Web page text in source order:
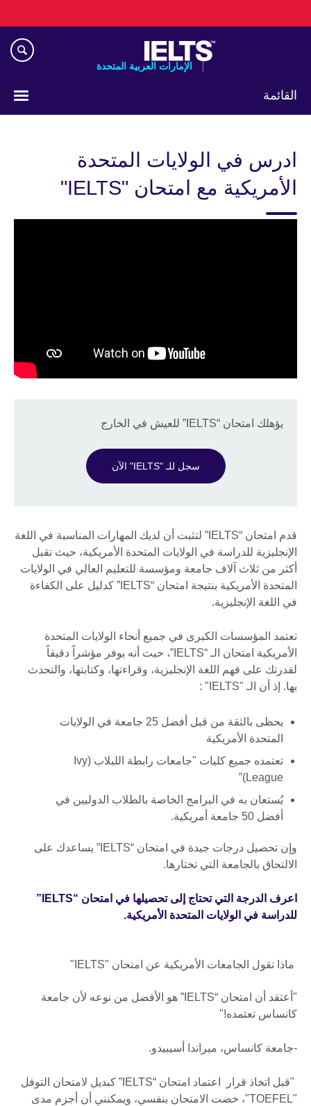
to
الإمارات العربية المتحدة
القائمة
ادرس في الولايات المتحدة
الأمريكية مع امتحان "IELTS"
يؤهلك امتحان “IELTS” للعيش في الخارج
سجل للـ "IELTS" الآن
قدم امتحان “IELTS” لتثبت أن لديك المهارات المناسبة في اللغة
الإنجليزية للدراسة في الولايات المتحدة الأمريكية، حيث تقبل
أكثر من ثلاث آلاف جامعة ومؤسسة للتعليم العالي في الولايات
المتحدة الأمريكية بنتيجة امتحان “IELTS” كدليل على الكفاءة
في اللغة الإنجليزية.
تعتمد المؤسسات الكبرى في جميع أنحاء الولايات المتحدة
الأمريكية امتحان الـ “IELTS”، حيث أنه يوفر مؤشراً دقيقاً
لقدرتك على فهم اللغة الإنجليزية، وقراءتها، وكتابتها، والتحدث
بها. إذ أن الـ "IELTS" :
يحظى بالثقة من قبل أفضل 25 جامعة في الولايات
المتحدة الأمريكية
تعتمده جميع كليات "جامعات رابطة اللبلاب (Ivy
League)”
يُستعان به في البرامج الخاصة بالطلاب الدوليين في
أفضل 50 جامعة أمريكية.
وإن تحصيل درجات جيدة في امتحان “IELTS” يساعدك على
الالتحاق بالجامعة التي تختارها.
اعرف الدرجة التي تحتاج إلى تحصيلها في امتحان “IELTS”
للدراسة في الولايات المتحدة الأمريكية.
ماذا تقول الجامعات الأمريكية عن امتحان "IELTS"
"أعتقد أن امتحان “IELTS” هو الأفضل من نوعه لأن جامعة
كانساس تعتمده!"
-جامعة كانساس، ميراندا أسيبيدو.
"قبل اتخاذ قرار اعتماد امتحان “IELTS” كبديل لامتحان التوفل
"TOEFEL"، خضت الامتحان بنفسي، ويمكنني أن أجزم مدى